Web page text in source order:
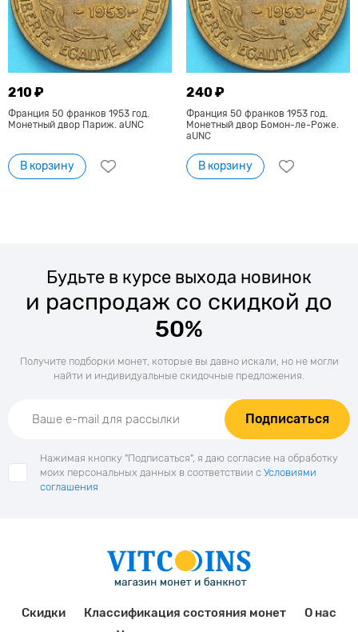
210 ₽
Франция 50 франков 1953 год.
Монетный двор Париж. aUNC
В корзину
240 ₽
Франция 50 франков 1953 год.
Монетный двор Бомон-ле-Роже.
aUNC
В корзину
Будьте в курсе выхода новинок
и распродаж со скидкой до
50%
Получите подборки монет, которые вы давно искали, но не могли
найти и индивидуальные скидочные предложения.
Подписаться
Нажимая кнопку "Подписаться", я даю согласие на обработку
моих персональных данных в соответствии с Условиями
соглашения
Скидки Классификация состояния монет
О нас